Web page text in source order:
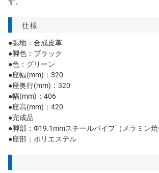
仕様
●張地：合成皮革
●脚色：ブラック
●色：グリーン
●座幅(mm)：320
●座奥行(mm)：320
●幅(mm)：406
●座高(mm)：420
●完成品
●脚部：Φ19.1mmスチールパイプ（メラミン焼
●座部：ポリエステル